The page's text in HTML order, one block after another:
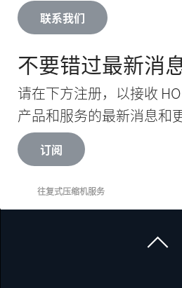
联系我们
不要错过最新消息
请在下方注册，以接收
产品和服务的最新消息和
订阅
往复式压缩机服务